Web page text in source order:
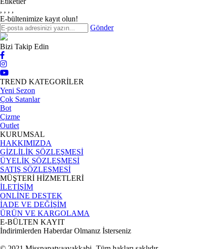
, , , ,
E-bültenimize kayıt olun!
Gönder
Bizi Takip Edin
TREND KATEGORİLER
Yeni Sezon
Çok Satanlar
Bot
Çizme
Outlet
KURUMSAL
HAKKIMIZDA
GİZLİLİK SÖZLEŞMESİ
ÜYELİK SÖZLEŞMESİ
SATIŞ SÖZLEŞMESİ
MÜŞTERİ HİZMETLERİ
İLETİŞİM
ONLİNE DESTEK
İADE VE DEĞİŞİM
ÜRÜN VE KARGOLAMA
E-BÜLTEN KAYIT
İndirimlerden Haberdar Olmanız İsterseniz